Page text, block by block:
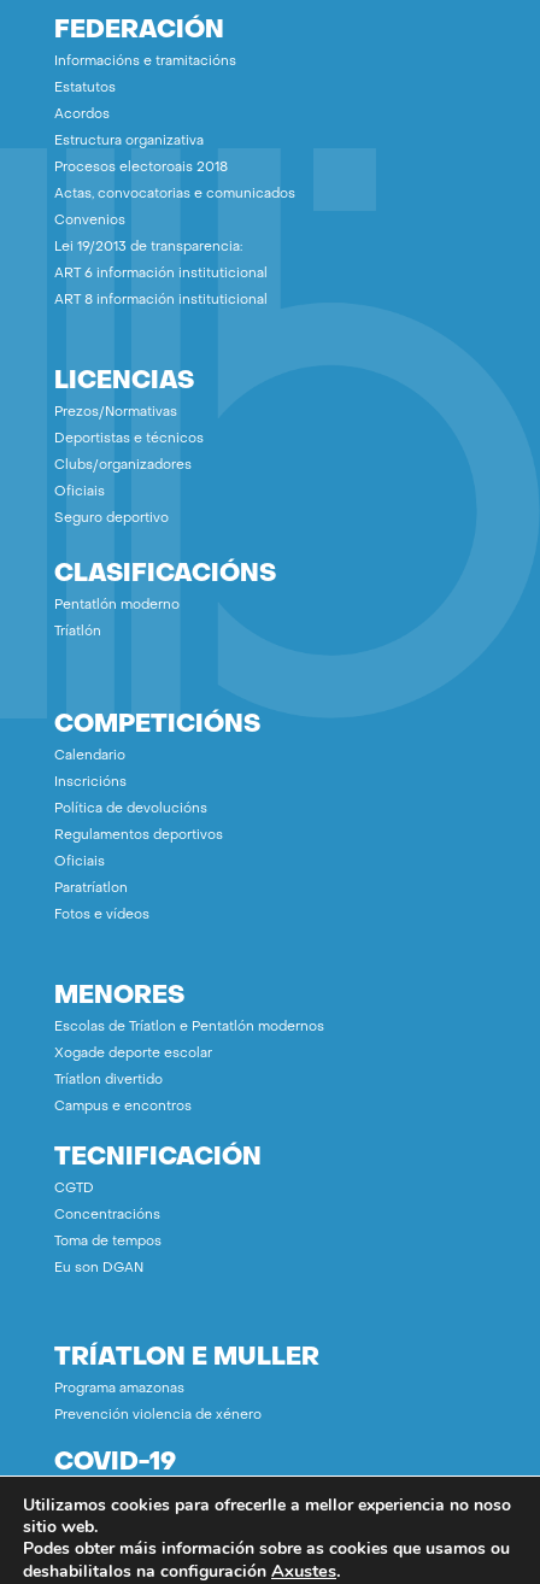
FEDERACIÓN
Informacións e tramitacións
Estatutos
Acordos
Estructura organizativa
Procesos electoroais 2018
Actas, convocatorias e comunicados
Convenios
Lei 19/2013 de transparencia:
ART 6 información instituticional
ART 8 información instituticional
LICENCIAS
Prezos/Normativas
Deportistas e técnicos
Clubs/organizadores
Oficiais
Seguro deportivo
CLASIFICACIÓNS
Pentatlón moderno
Tríatlón
COMPETICIÓNS
Calendario
Inscricións
Política de devolucións
Regulamentos deportivos
Oficiais
Paratríatlon
Fotos e vídeos
MENORES
Escolas de Tríatlon e Pentatlón modernos
Xogade deporte escolar
Tríatlon divertido
Campus e encontros
TECNIFICACIÓN
CGTD
Concentracións
Toma de tempos
Eu son DGAN
TRÍATLON E MULLER
Programa amazonas
Prevención violencia de xénero
COVID-19
CONTACTO
Utilizamos cookies para ofrecerlle a mellor experiencia no noso
sitio web.
Podes obter máis información sobre as cookies que usamos ou
deshabilitalos na configuración Axustes.